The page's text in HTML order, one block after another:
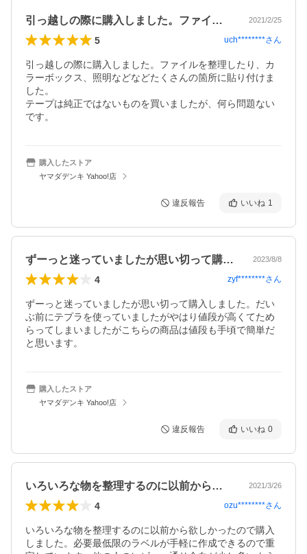
引っ越しの際に購入しました。ファイルを… 2021/2/25
5 uch********さん
引っ越しの際に購入しました。ファイルを整理したり、カ
ラーボックス、照明などなどたくさんの箇所に貼り付けま
した。
テープは純正ではないものを買いましたが、何ら問題ない
です。
購入したストア
ヤマダデンキ Yahoo!店
違反報告 いいね 1
ずーっと迷っていましたが思い切って購入… 2023/8/8
4 zyf********さん
ずーっと迷っていましたが思い切って購入しました。だい
ぶ前にテプラを使っていましたがやはり値段が高くてため
らってしまいましたがこちらの商品は値段も手頃で簡単だ
と思います。
購入したストア
ヤマダデンキ Yahoo!店
違反報告 いいね 0
いろいろな物を整理するのに以前から欲し… 2021/3/26
4 ozu********さん
いろいろな物を整理するのに以前から欲しかったので購入
しました。必要最低限のラベルが手軽に作成できるので重